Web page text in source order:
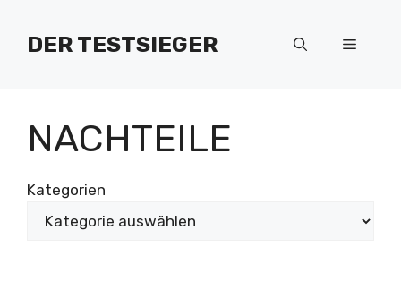
Inhalt
springenDER TESTSIEGER Menü
NACHTEILE
Kategorien